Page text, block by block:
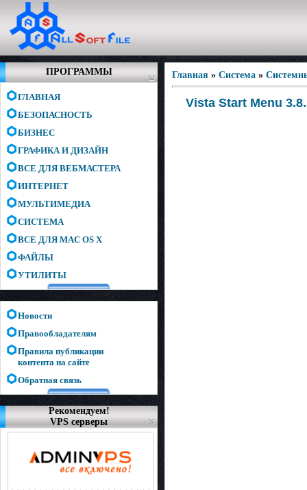
ПРОГРАММЫ
ГЛАВНАЯ
БЕЗОПАСНОСТЬ
БИЗНЕС
ГРАФИКА И ДИЗАЙН
ВСЕ ДЛЯ ВЕБМАСТЕРА
ИНТЕРНЕТ
МУЛЬТИМЕДИА
СИСТЕМА
ВСЕ ДЛЯ MAC OS X
ФАЙЛЫ
УТИЛИТЫ
Новости
Правообладателям
Правила публикации
контента на сайте
Обратная связь
Рекомендуем!
VPS серверы
Главная » Система »
Vista Start Menu